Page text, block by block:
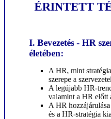
ÉRINTETT
I. Bevezetés - HR
életében:
A HR, mint
szerepe a
A legújabb HR-
valamint a HR előtt
A HR
és a HR-stratégia